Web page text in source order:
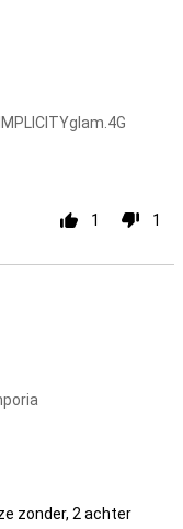
1 1
zonder, 2 achter